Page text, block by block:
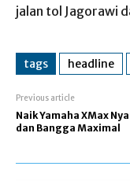
jalan tol Jagorawi
tags headline
Previous article
Naik Yamaha XMax
dan Bangga Maximal